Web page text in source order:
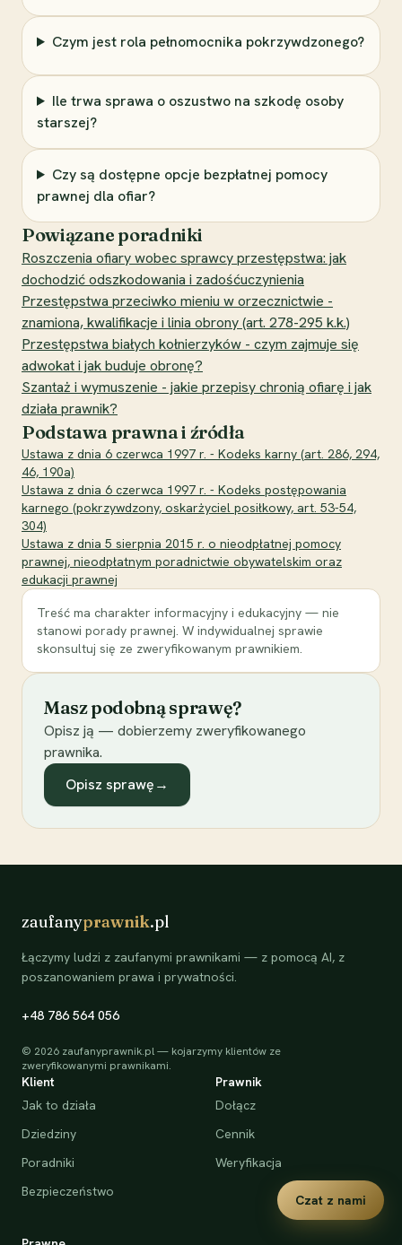
Czym jest rola pełnomocnika pokrzywdzonego?
Ile trwa sprawa o oszustwo na szkodę osoby
starszej?
Czy są dostępne opcje bezpłatnej pomocy
prawnej dla ofiar?
Powiązane poradniki
Roszczenia ofiary wobec sprawcy przestępstwa: jak
dochodzić odszkodowania i zadośćuczynienia
Przestępstwa przeciwko mieniu w orzecznictwie -
znamiona, kwalifikacje i linia obrony (art. 278-295 k.k.)
Przestępstwa białych kołnierzyków - czym zajmuje się
adwokat i jak buduje obronę?
Szantaż i wymuszenie - jakie przepisy chronią ofiarę i jak
działa prawnik?
Podstawa prawna i źródła
Ustawa z dnia 6 czerwca 1997 r. - Kodeks karny (art. 286, 294,
46, 190a)
Ustawa z dnia 6 czerwca 1997 r. - Kodeks postępowania
karnego (pokrzywdzony, oskarżyciel posiłkowy, art. 53-54,
304)
Ustawa z dnia 5 sierpnia 2015 r. o nieodpłatnej pomocy
prawnej, nieodpłatnym poradnictwie obywatelskim oraz
edukacji prawnej
Treść ma charakter informacyjny i edukacyjny — nie
stanowi porady prawnej. W indywidualnej sprawie
skonsultuj się ze zweryfikowanym prawnikiem.
Masz podobną sprawę?
Opisz ją — dobierzemy zweryfikowanego
prawnika.
Opisz sprawę→
zaufanyprawnik.pl
Łączymy ludzi z zaufanymi prawnikami — z pomocą AI, z
poszanowaniem prawa i prywatności.
+48 786 564 056
© 2026 zaufanyprawnik.pl — kojarzymy klientów ze
zweryfikowanymi prawnikami.
Klient
Jak to działa
Dziedziny
Poradniki
Bezpieczeństwo
Prawnik
Dołącz
Cennik
Weryfikacja
Czat z nami